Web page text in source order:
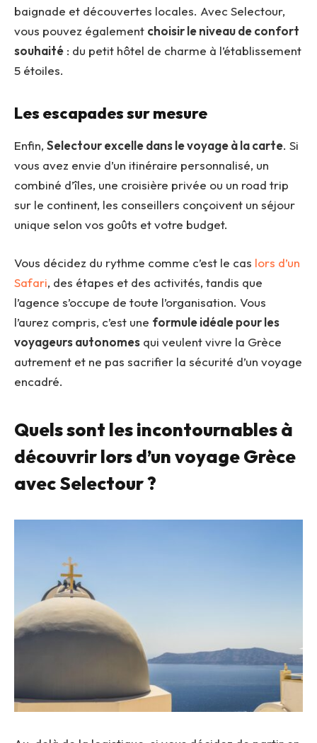
baignade et découvertes locales. Avec Selectour,
vous pouvez également choisir le niveau de confort
souhaité : du petit hôtel de charme à l’établissement
5 étoiles.
Les escapades sur mesure
Enfin, Selectour excelle dans le voyage à la carte. Si
vous avez envie d’un itinéraire personnalisé, un
combiné d’îles, une croisière privée ou un road trip
sur le continent, les conseillers conçoivent un séjour
unique selon vos goûts et votre budget.
Vous décidez du rythme comme c’est le cas lors d’un
Safari, des étapes et des activités, tandis que
l’agence s’occupe de toute l’organisation. Vous
l’aurez compris, c’est une formule idéale pour les
voyageurs autonomes qui veulent vivre la Grèce
autrement et ne pas sacrifier la sécurité d’un voyage
encadré.
Quels sont les incontournables à
découvrir lors d’un voyage Grèce
avec Selectour ?